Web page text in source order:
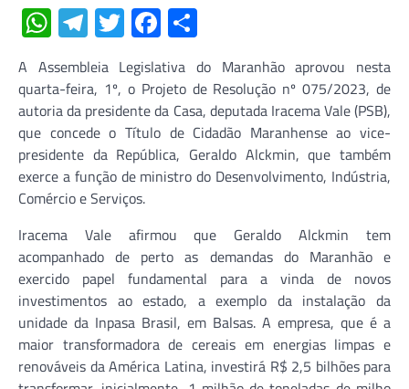
WhatsApp
Telegram
TwitterFacebook
A Assembleia Legislativa do Maranhão aprovou nesta
quarta-feira, 1º, o Projeto de Resolução nº 075/2023, de
autoria da presidente da Casa, deputada Iracema Vale (PSB),
que concede o Título de Cidadão Maranhense ao vice-
presidente da República, Geraldo Alckmin, que também
exerce a função de ministro do Desenvolvimento, Indústria,
Comércio e Serviços.
Iracema Vale afirmou que Geraldo Alckmin tem
acompanhado de perto as demandas do Maranhão e
exercido papel fundamental para a vinda de novos
investimentos ao estado, a exemplo da instalação da
unidade da Inpasa Brasil, em Balsas. A empresa, que é a
maior transformadora de cereais em energias limpas e
renováveis da América Latina, investirá R$ 2,5 bilhões para